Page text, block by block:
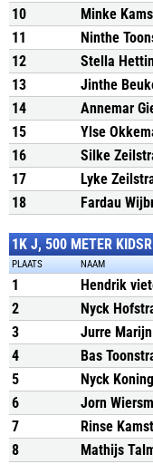
10
Minke
11
Ninthe
12
Stella
13
Jinthe
14
Annemar
15
Ylse
16
Silke
17
Lyke
18
Fardau
1K J, 500 METER
PLAATS NAAM
1 Hendrik
2
Nyck
3
Jurre
4
Bas
5
Nyck Koning
6
Jorn
7
Rinse
8
Mathijs